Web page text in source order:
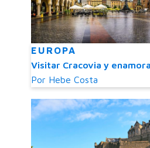
EUROPA
Visitar Cracovia y
Por Hebe Costa